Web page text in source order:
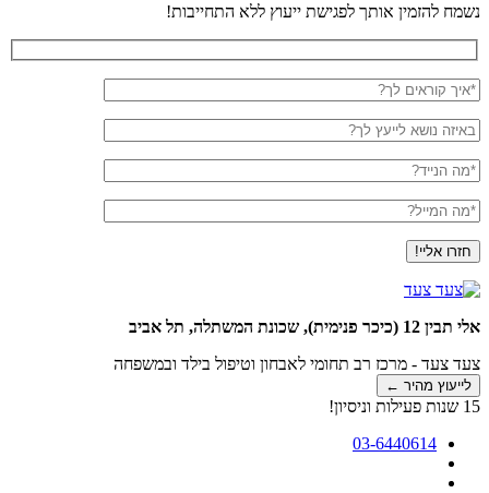
חזרה
נשמח להזמין אותך לפגישת ייעוץ ללא התחייבות!
איך
קוראים
לך?
*
באיזה
נושא
לייעץ
לך?
מה
הנייד?
מה
המייל?
אלי תבין 12 (כיכר פנימית), שכונת המשתלה, תל אביב
צעד צעד - מרכז רב תחומי לאבחון וטיפול בילד ובמשפחה
לייעוץ מהיר ←
15 שנות פעילות וניסיון!
03-6440614